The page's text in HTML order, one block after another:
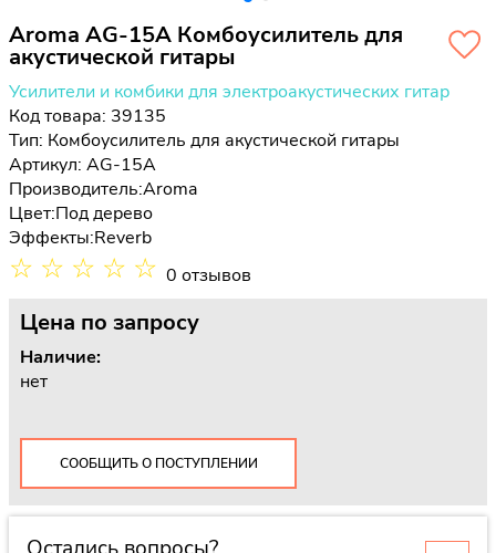
Aroma AG-15A Комбоусилитель для
акустической гитары
Усилители и комбики для электроакустических гитар
Код товара: 39135
Тип: Комбоусилитель для акустической гитары
Артикул: AG-15A
Производитель:Aroma
Цвет:Под дерево
Эффекты:Reverb
☆ ☆ ☆ ☆ ☆ 0 отзывов
Цена по запросу
Наличие:
нет
СООБЩИТЬ О ПОСТУПЛЕНИИ